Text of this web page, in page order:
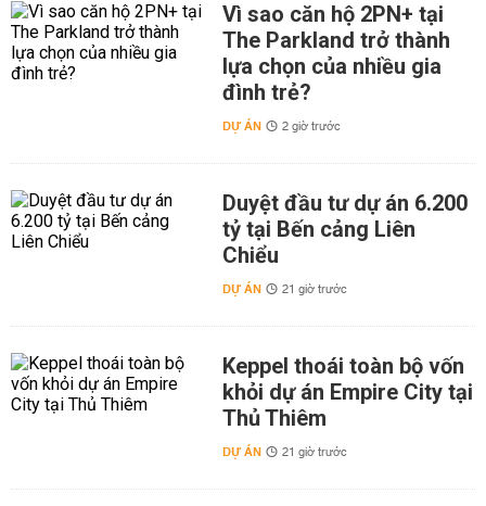
Vì sao căn hộ 2PN+ tại
The Parkland trở thành
lựa chọn của nhiều gia
đình trẻ?
DỰ ÁN 2 giờ trước
Duyệt đầu tư dự án 6.200
tỷ tại Bến cảng Liên
Chiểu
DỰ ÁN 21 giờ trước
Keppel thoái toàn bộ vốn
khỏi dự án Empire City tại
Thủ Thiêm
DỰ ÁN 21 giờ trước